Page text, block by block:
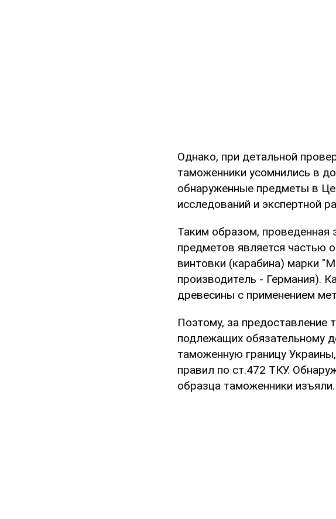
Однако, при детальной
таможенники усомнились в
обнаруженные предметы в
исследований и экспертной
Таким образом, проведенная
предметов является частью
винтовки (карабина) марки
производитель - Германия).
древесины с применением
Поэтому, за предоставление
подлежащих обязательному
таможенную границу
правил по ст.472 ТКУ.
образца таможенники изъяли.